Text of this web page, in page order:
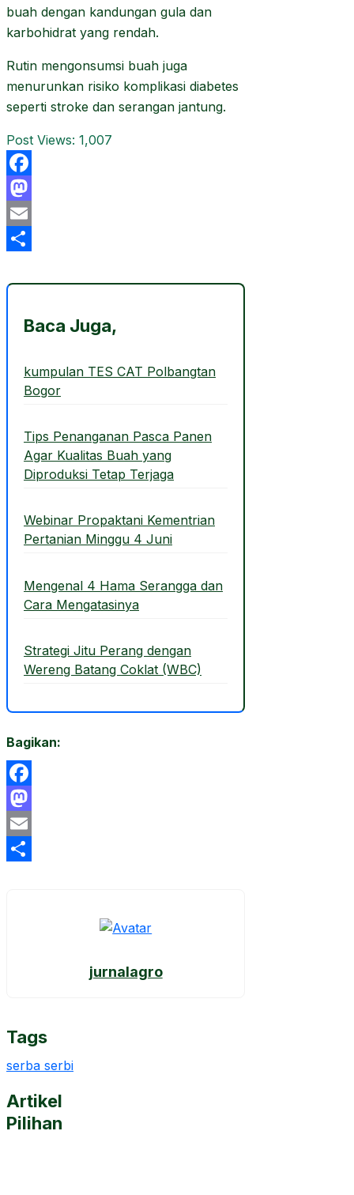
buah dengan kandungan gula dan
karbohidrat yang rendah.
Rutin mengonsumsi buah juga
menurunkan risiko komplikasi diabetes
seperti stroke dan serangan jantung.
Post Views: 1,007
Facebook
Mastodon
Email
Baca Juga,
kumpulan TES CAT Polbangtan
Bogor
Tips Penanganan Pasca Panen
Agar Kualitas Buah yang
Diproduksi Tetap Terjaga
Webinar Propaktani Kementrian
Pertanian Minggu 4 Juni
Mengenal 4 Hama Serangga dan
Cara Mengatasinya
Strategi Jitu Perang dengan
Wereng Batang Coklat (WBC)
Bagikan:
Facebook
Mastodon
Email
jurnalagro
Tags
serba serbi
Artikel
Pilihan